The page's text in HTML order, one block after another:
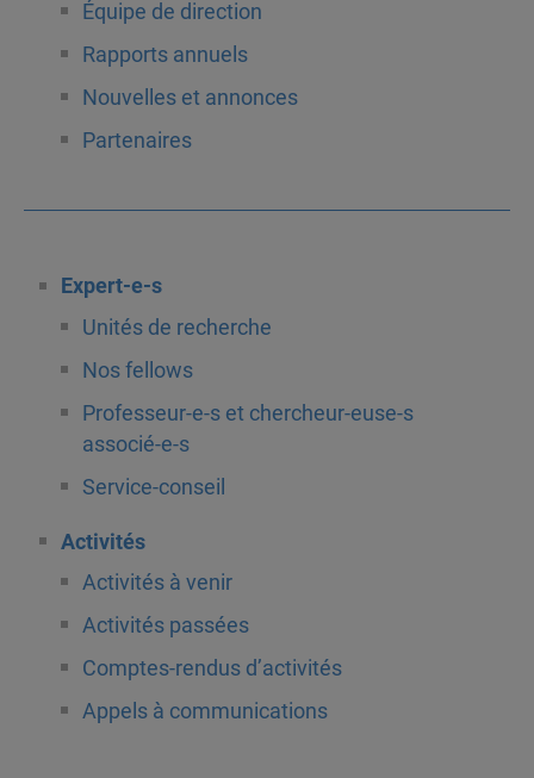
Équipe de direction
Rapports annuels
Nouvelles et annonces
Partenaires
Expert-e-s
Unités de recherche
Nos fellows
Professeur-e-s et chercheur-euse-s
associé-e-s
Service-conseil
Activités
Activités à venir
Activités passées
Comptes-rendus d’activités
Appels à communications